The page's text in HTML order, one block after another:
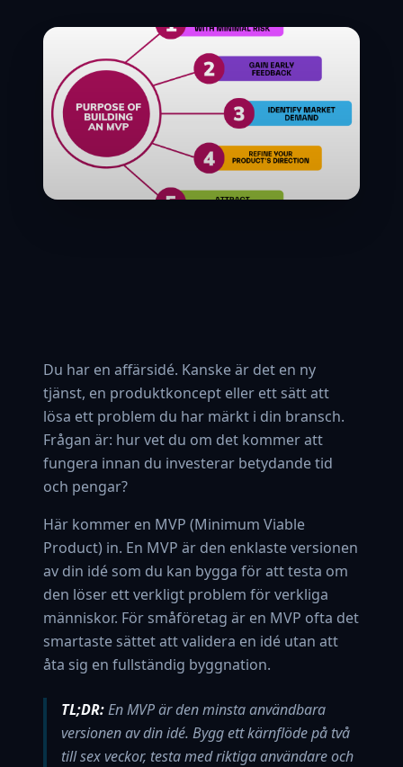
Du har en affärsidé. Kanske är det en ny
tjänst, en produktkoncept eller ett sätt att
lösa ett problem du har märkt i din bransch.
Frågan är: hur vet du om det kommer att
fungera innan du investerar betydande tid
och pengar?
Här kommer en MVP (Minimum Viable
Product) in. En MVP är den enklaste versionen
av din idé som du kan bygga för att testa om
den löser ett verkligt problem för verkliga
människor. För småföretag är en MVP ofta det
smartaste sättet att validera en idé utan att
åta sig en fullständig byggnation.
TL;DR:En MVP är den minsta användbara
versionen av din idé. Bygg ett kärnflöde på två
till sex veckor, testa med riktiga användare och